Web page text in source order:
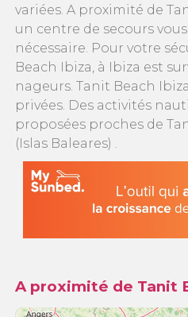
variées. A proximité de
un centre de secours
nécessaire. Pour votre
Beach Ibiza, à Ibiza est
nageurs. Tanit Beach
privées. Des activités
proposées proches de
(Islas Baleares) .
A proximité de Tanit